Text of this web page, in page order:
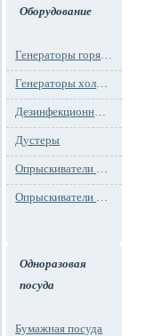
Оборудование
Генераторы горячего тумана
Генераторы холодного тумана
Дезинфекционные установки
Дустеры
Опрыскиватели моторные
Опрыскиватели ранцевые
Одноразовая
посуда
Бумажная посуда